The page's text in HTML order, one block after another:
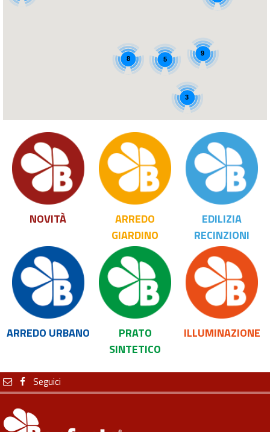
8 5
3
9
NOVITÀ
ARREDO
GIARDINO
EDILIZIA
RECINZIONI
ARREDO URBANO
PRATO
SINTETICO
ILLUMINAZIONE
Seguici